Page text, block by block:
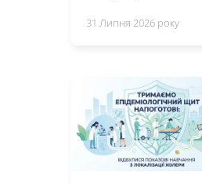
31 Липня 2026 року